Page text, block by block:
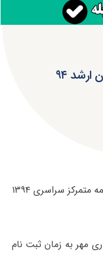
۹۴
زمان ثبت نام از داوطلبان آزمون ارشد نیمه متمرکز سراسری ۱۳۹۴
مهر به زمان ثبت نام